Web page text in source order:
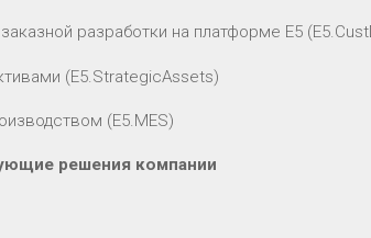
разработки на платформе E5
(E5.StrategicAssets)
(E5.MES)
решения компании